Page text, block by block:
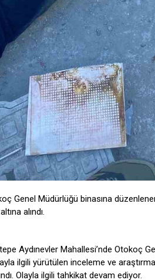
Genel Müdürlüğü binasına
alındı.
Aydınevler Mahallesi’nde Otokoç
ilgili yürütülen inceleme ve
Olayla ilgili tahkikat devam ediyor.